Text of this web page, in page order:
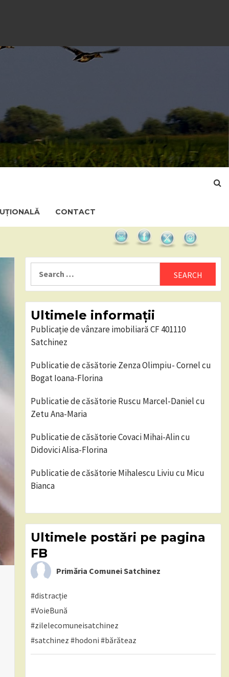
CONTACT
Ultimele informații
Publicație de vânzare imobiliară CF 401110
Satchinez
Publicatie de căsătorie Zenza Olimpiu- Cornel cu
Bogat Ioana-Florina
Publicatie de căsătorie Ruscu Marcel-Daniel cu
Zetu Ana-Maria
Publicatie de căsătorie Covaci Mihai-Alin cu
Didovici Alisa-Florina
Publicatie de căsătorie Mihalescu Liviu cu Micu
Bianca
Ultimele postări pe pagina
FB
Primăria Comunei Satchinez
#distracție
#VoieBună
#zilelecomuneisatchinez
#satchinez #hodoni #bărăteaz